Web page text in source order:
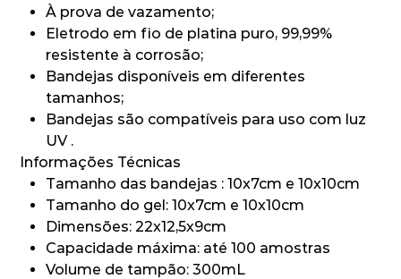
À prova de vazamento;
Eletrodo em fio de platina puro, 99,99%
resistente à corrosão;
Bandejas disponíveis em diferentes
tamanhos;
Bandejas são compatíveis para uso com luz
UV .
Informações Técnicas
Tamanho das bandejas : 10x7cm e 10x10cm
Tamanho do gel: 10x7cm e 10x10cm
Dimensões: 22x12,5x9cm
Capacidade máxima: até 100 amostras
Volume de tampão: 300mL